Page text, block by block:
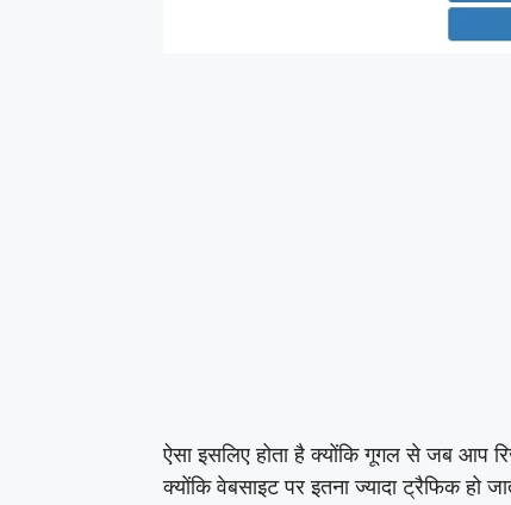
ऐसा इसलिए होता है क्योंकि गूगल से जब आप
क्योंकि वेबसाइट पर इतना ज्यादा ट्रैफिक हो